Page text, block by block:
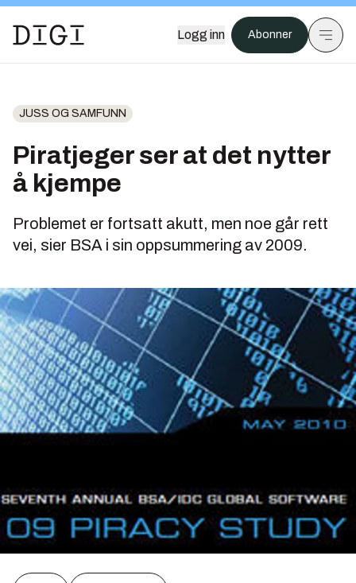
Logg inn Abonner
JUSS OG SAMFUNN
Piratjeger ser at det nytter
å kjempe
Problemet er fortsatt akutt, men noe går rett
vei, sier BSA i sin oppsummering av 2009.